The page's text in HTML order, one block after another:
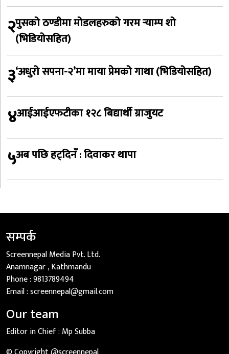
२पुसको ठण्डीमा मोडलहरुको गरम र्‍याम्प शो
(भिडियोसहित)
३‘अधुरो सपना-२’मा माया प्रेमको गाथा (भिडियोसहित)
४आईआईएफटीका १२८ बिद्यार्थी ग्राजुयट
५अब पछि हट्दिनँ : दिवाकर थापा
सम्पर्क
Screennepal Media Pvt. Ltd.
Anamnagar , Kathmandu
Phone :9813789494
Email :screennepal@gmail.com
Our team
Editor in Chief : Mp Subba